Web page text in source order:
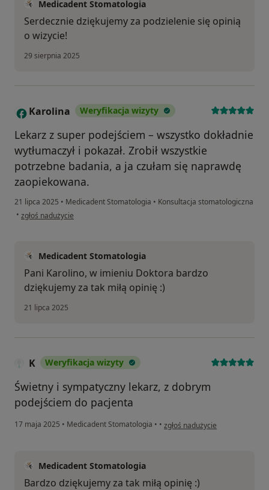
Medicadent Stomatologia
Serdecznie dziękujemy za podzielenie się opinią
o wizycie!
29 sierpnia 2025
K Karolina Weryfikacja wizyty
Lekarz z super podejściem – wszystko dokładnie
wytłumaczył i pokazał. Zrobił wszystkie
potrzebne badania, a ja czułam się naprawdę
zaopiekowana.
21 lipca 2025 • Medicadent Stomatologia • Konsultacja stomatologiczna
• w opinii użytkownika Karolina
zgłoś nadużycie
Medicadent Stomatologia
Pani Karolino, w imieniu Doktora bardzo
dziękujemy za tak miłą opinię :)
21 lipca 2025
K Weryfikacja wizyty
Świetny i sympatyczny lekarz, z dobrym
podejściem do pacjenta
17 maja 2025 • Medicadent Stomatologia • • w opinii użytkownika K
zgłoś nadużycie
Medicadent Stomatologia
Bardzo dziękujemy za tak miłą opinię :)